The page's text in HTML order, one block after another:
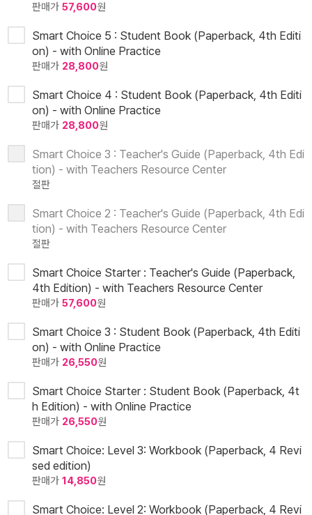
판매가 57,600원
Smart Choice 5 : Student Book (Paperback, 4th Editi
on) - with Online Practice
판매가 28,800원
Smart Choice 4 : Student Book (Paperback, 4th Editi
on) - with Online Practice
판매가 28,800원
Smart Choice 3 : Teacher's Guide (Paperback, 4th Edi
tion) - with Teachers Resource Center
절판
Smart Choice 2 : Teacher's Guide (Paperback, 4th Edi
tion) - with Teachers Resource Center
절판
Smart Choice Starter : Teacher's Guide (Paperback,
4th Edition) - with Teachers Resource Center
판매가 57,600원
Smart Choice 3 : Student Book (Paperback, 4th Editi
on) - with Online Practice
판매가 26,550원
Smart Choice Starter : Student Book (Paperback, 4t
h Edition) - with Online Practice
판매가 26,550원
Smart Choice: Level 3: Workbook (Paperback, 4 Revi
sed edition)
판매가 14,850원
Smart Choice: Level 2: Workbook (Paperback, 4 Revi